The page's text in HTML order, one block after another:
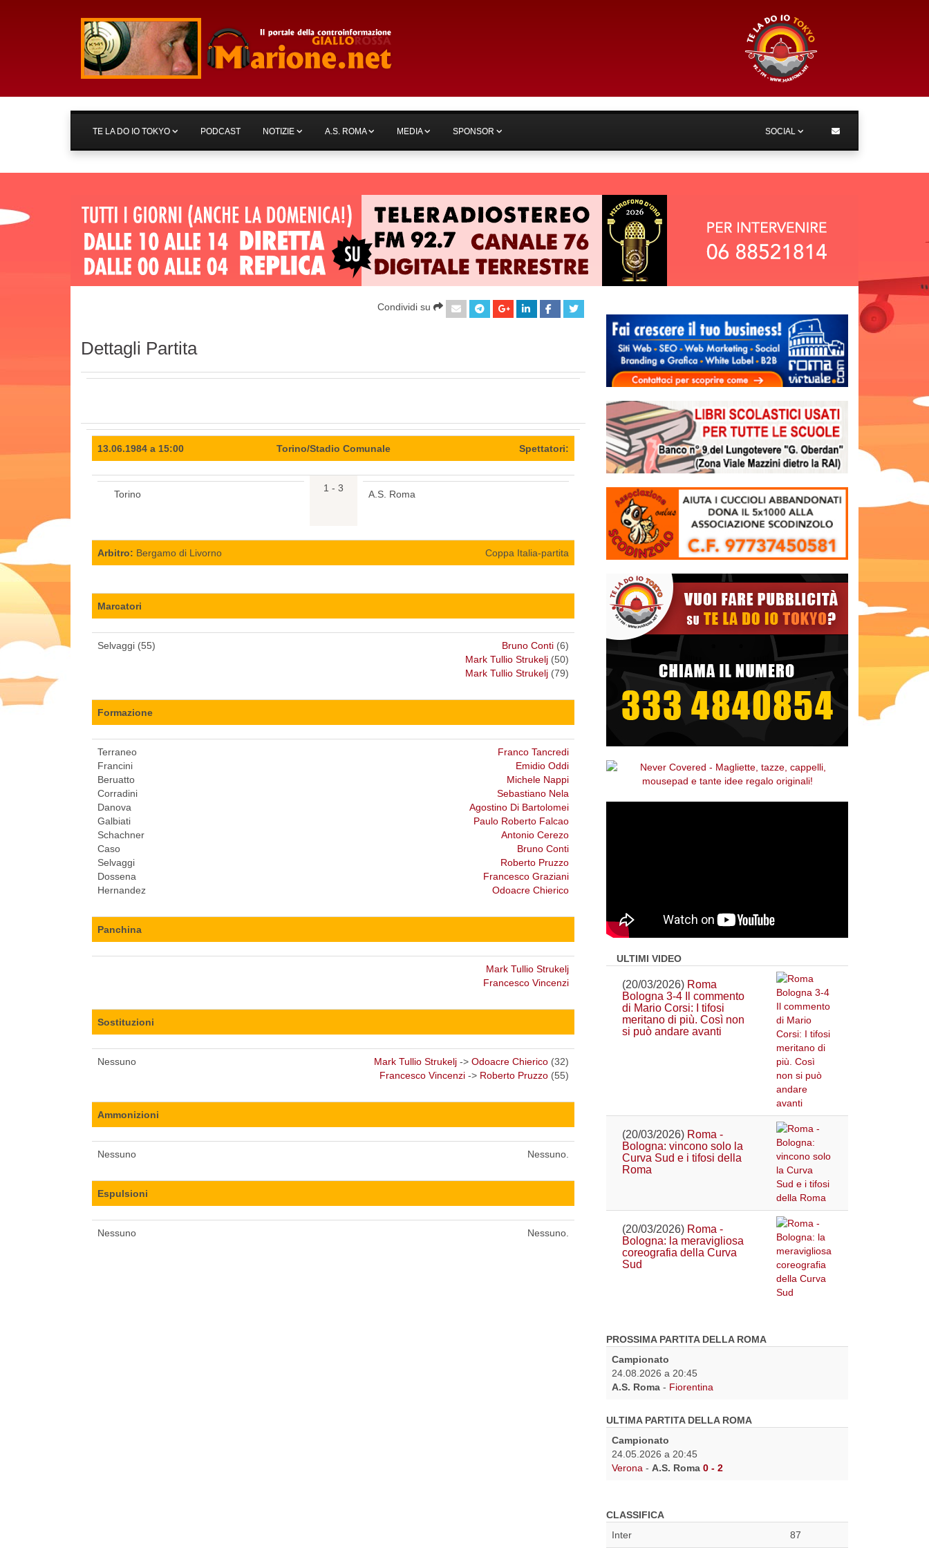
TE LA DO IO TOKYO PODCAST NOTIZIE A.S. ROMA MEDIA SPONSOR SOCIAL
Condividi su
Dettagli Partita
13.06.1984 a 15:00 Torino/Stadio Comunale Spettatori:
Torino
1 - 3
A.S. Roma
Arbitro: Bergamo di Livorno Coppa Italia-partita
Marcatori
Selvaggi (55) Bruno Conti (6)
Mark Tullio Strukelj (50)
Mark Tullio Strukelj (79)
Formazione
Terraneo
Francini
Beruatto
Corradini
Danova
Galbiati
Schachner
Caso
Selvaggi
Dossena
Hernandez
Franco Tancredi
Emidio Oddi
Michele Nappi
Sebastiano Nela
Agostino Di Bartolomei
Paulo Roberto Falcao
Antonio Cerezo
Bruno Conti
Roberto Pruzzo
Francesco Graziani
Odoacre Chierico
Panchina
Mark Tullio Strukelj
Francesco Vincenzi
Sostituzioni
Nessuno Mark Tullio Strukelj -> Odoacre Chierico (32)
Francesco Vincenzi -> Roberto Pruzzo (55)
Ammonizioni
Nessuno Nessuno.
Espulsioni
Nessuno Nessuno.
ULTIMI VIDEO
(20/03/2026) Roma
Bologna 3-4 Il commento
di Mario Corsi: I tifosi
meritano di più. Così non
si può andare avanti
(20/03/2026) Roma -
Bologna: vincono solo la
Curva Sud e i tifosi della
Roma
(20/03/2026) Roma -
Bologna: la meravigliosa
coreografia della Curva
Sud
PROSSIMA PARTITA DELLA ROMA
Campionato
24.08.2026 a 20:45
A.S. Roma - Fiorentina
ULTIMA PARTITA DELLA ROMA
Campionato
24.05.2026 a 20:45
Verona - A.S. Roma 0 - 2
CLASSIFICA
Inter
87